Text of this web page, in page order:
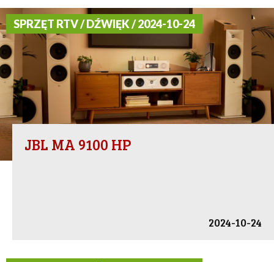
SPRZĘT RTV / DŹWIĘK / 2024-10-24
JBL MA 9100 HP
2024-10-24